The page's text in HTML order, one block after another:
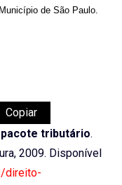
de São Paulo.
Copiar
tributário.
2009. Disponível
direito-